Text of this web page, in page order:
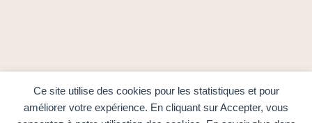
Ce site utilise des cookies pour les statistiques et pour
améliorer votre expérience. En cliquant sur Accepter, vous